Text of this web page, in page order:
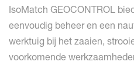
IsoMatch GEOCONTROL
eenvoudig beheer en een
werktuig bij het zaaien,
voorkomende